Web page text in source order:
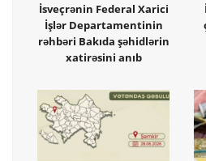
İsveçrənin Federal Xarici
İşlər Departamentinin
rəhbəri Bakıda şəhidlərin
xatirəsini anıb